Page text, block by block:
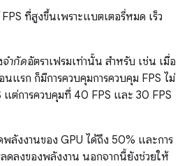
ที่สูงขึ้นเพราะแบตเตอรี่หมด เร็ว
จำกัดอัตราเฟรมเท่านั้น สำหรับ เช่น เมื่อ
แรก ก็มีการควบคุมการควบคุม FPS ไม่
แต่การควบคุมที่ 40 FPS และ 30 FPS
พลังงานของ GPU ได้ถึง 50% และการ
ดลงของพลังงาน นอกจากนี้ยังช่วยให้